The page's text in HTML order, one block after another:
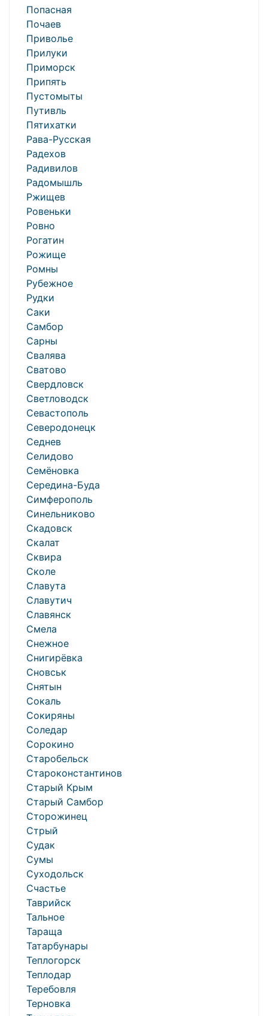
Попасная
Почаев
Приволье
Прилуки
Приморск
Припять
Пустомыты
Путивль
Пятихатки
Рава-Русская
Радехов
Радивилов
Радомышль
Ржищев
Ровеньки
Ровно
Рогатин
Рожище
Ромны
Рубежное
Рудки
Саки
Самбор
Сарны
Свалява
Сватово
Свердловск
Светловодск
Севастополь
Северодонецк
Седнев
Селидово
Семёновка
Середина-Буда
Симферополь
Синельниково
Скадовск
Скалат
Сквира
Сколе
Славута
Славутич
Славянск
Смела
Снежное
Снигирёвка
Сновськ
Снятын
Сокаль
Сокиряны
Соледар
Сорокино
Старобельск
Староконстантинов
Старый Крым
Старый Самбор
Сторожинец
Стрый
Судак
Сумы
Суходольск
Счастье
Таврийск
Тальное
Тараща
Татарбунары
Теплогорск
Теплодар
Теребовля
Терновка